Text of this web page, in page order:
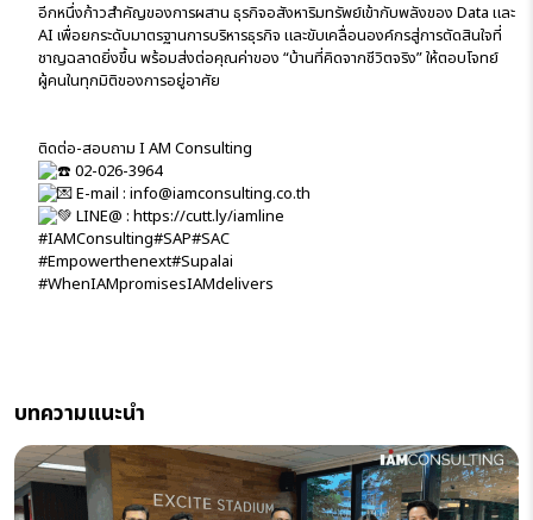
อีกหนึ่งก้าวสำคัญของการผสาน ธุรกิจอสังหาริมทรัพย์เข้ากับพลังของ Data และ
AI เพื่อยกระดับมาตรฐานการบริหารธุรกิจ และขับเคลื่อนองค์กรสู่การตัดสินใจที่
ชาญฉลาดยิ่งขึ้น พร้อมส่งต่อคุณค่าของ “บ้านที่คิดจากชีวิตจริง” ให้ตอบโจทย์
ผู้คนในทุกมิติของการอยู่อาศัย
ติดต่อ-สอบถาม I AM Consulting
02-026-3964
E-mail : info@iamconsulting.co.th
LINE@ : https://cutt.ly/iamline
#IAMConsulting#SAP#SAC
#Empowerthenext#Supalai
#WhenIAMpromisesIAMdelivers
บทความแนะนำ